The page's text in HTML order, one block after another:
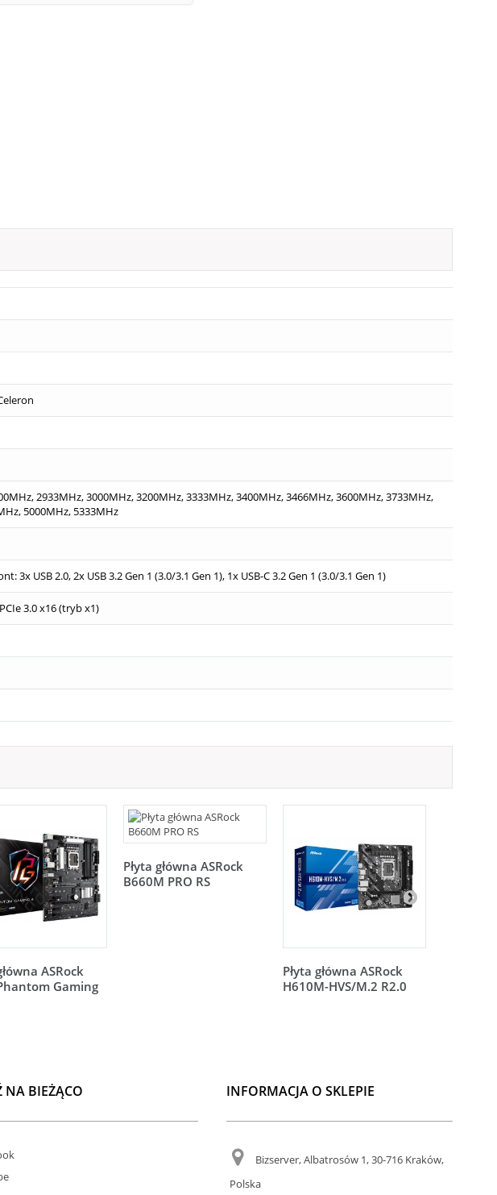
2933MHz, 3000MHz, 3200MHz, 3333MHz, 3400MHz, 3466MHz, 3600MHz, 3733MHz,
5000MHz, 5333MHz
3x USB 2.0, 2x USB 3.2 Gen 1 (3.0/3.1 Gen 1), 1x USB-C 3.2 Gen 1 (3.0/3.1 Gen 1)
3.0 x16 (tryb x1)
ASRock
Gaming
Płyta główna ASRock
B660M PRO RS
Płyta główna ASRock
H610M-HVS/M.2 R2.0
NA BIEŻĄCO INFORMACJA O SKLEPIE
Bizserver, Albatrosów 1, 30-716 Kraków,
Polska